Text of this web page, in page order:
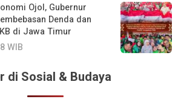
Ojol, Gubernur
Denda dan
di Jawa Timur
WIB
di Sosial & Budaya